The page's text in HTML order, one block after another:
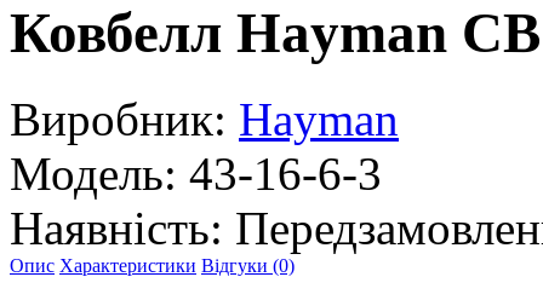
Ковбелл Hayman
Виробник: Hayman
Модель: 43-16-6-3
Наявність:
Опис Характеристики Відгуки (0)